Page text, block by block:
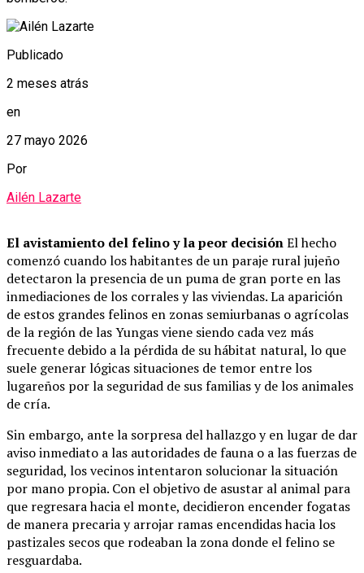
Publicado
2 meses atrás
en
27 mayo 2026
Por
Ailén Lazarte
El avistamiento del felino y la peor decisiónEl hecho
comenzó cuando los habitantes de un paraje rural jujeño
detectaron la presencia de un puma de gran porte en las
inmediaciones de los corrales y las viviendas. La aparición
de estos grandes felinos en zonas semiurbanas o agrícolas
de la región de las Yungas viene siendo cada vez más
frecuente debido a la pérdida de su hábitat natural, lo que
suele generar lógicas situaciones de temor entre los
lugareños por la seguridad de sus familias y de los animales
de cría.
Sin embargo, ante la sorpresa del hallazgo y en lugar de dar
aviso inmediato a las autoridades de fauna o a las fuerzas de
seguridad, los vecinos intentaron solucionar la situación
por mano propia. Con el objetivo de asustar al animal para
que regresara hacia el monte, decidieron encender fogatas
de manera precaria y arrojar ramas encendidas hacia los
pastizales secos que rodeaban la zona donde el felino se
resguardaba.